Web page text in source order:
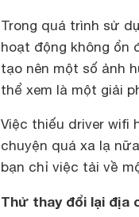
Trong quá trình sử
hoạt động không ổn
tạo nên một số ảnh
thể xem là một giải
Việc thiếu driver wifi
chuyện quá xa lạ
bạn chỉ việc tải về
Thử thay đổi lại địa